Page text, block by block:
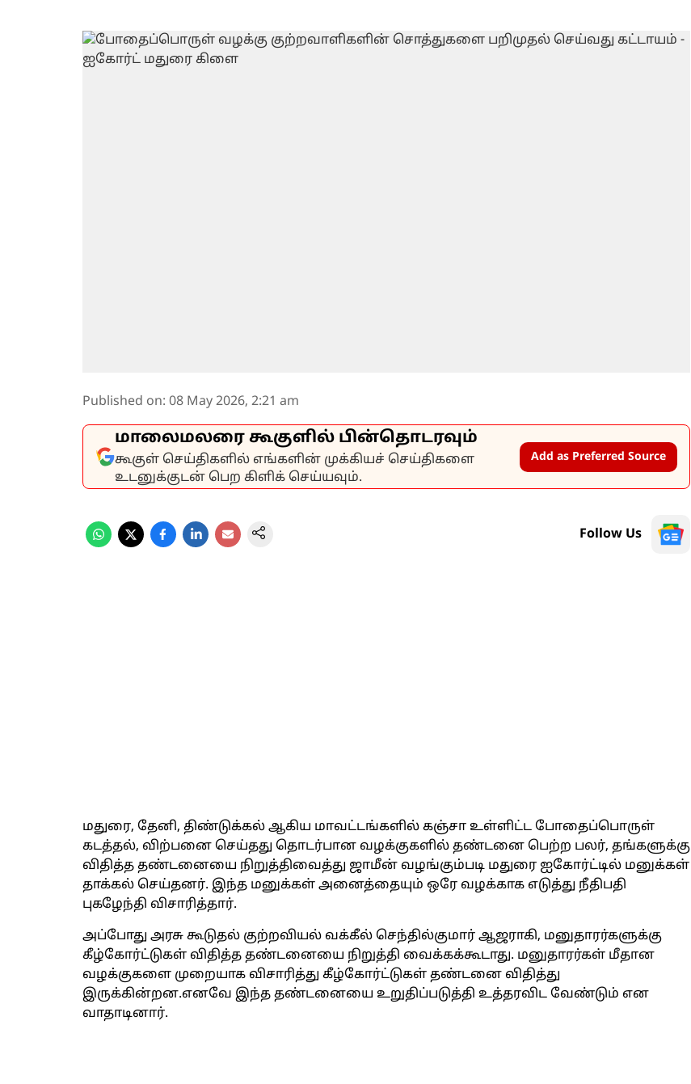
Published on: 08 May 2026, 2:21 am
மாலைமலரை கூகுளில் பின்தொடரவும்
கூகுள் செய்திகளில் எங்களின் முக்கியச் செய்திகளை
உடனுக்குடன் பெற கிளிக் செய்யவும்.
Add as Preferred Source
Follow Us
மதுரை, தேனி, திண்டுக்கல் ஆகிய மாவட்டங்களில் கஞ்சா உள்ளிட்ட போதைப்பொருள்
கடத்தல், விற்பனை செய்தது தொடர்பான வழக்குகளில் தண்டனை பெற்ற பலர், தங்களுக்கு
விதித்த தண்டனையை நிறுத்திவைத்து ஜாமீன் வழங்கும்படி மதுரை ஐகோர்ட்டில் மனுக்கள்
தாக்கல் செய்தனர். இந்த மனுக்கள் அனைத்தையும் ஒரே வழக்காக எடுத்து நீதிபதி
புகழேந்தி விசாரித்தார்.
அப்போது அரசு கூடுதல் குற்றவியல் வக்கீல் செந்தில்குமார் ஆஜராகி, மனுதாரர்களுக்கு
கீழ்கோர்ட்டுகள் விதித்த தண்டனையை நிறுத்தி வைக்கக்கூடாது. மனுதாரர்கள் மீதான
வழக்குகளை முறையாக விசாரித்து கீழ்கோர்ட்டுகள் தண்டனை விதித்து
இருக்கின்றன.எனவே இந்த தண்டனையை உறுதிப்படுத்தி உத்தரவிட வேண்டும் என
வாதாடினார்.